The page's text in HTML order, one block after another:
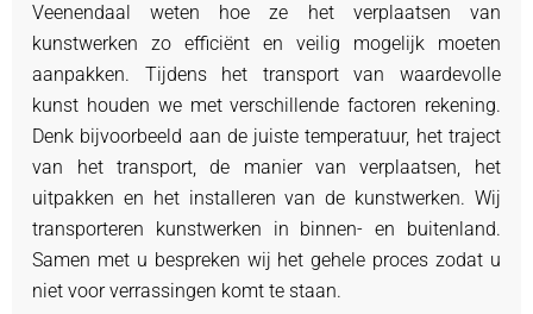
Veenendaal weten hoe ze het verplaatsen van
kunstwerken zo efficiënt en veilig mogelijk moeten
aanpakken. Tijdens het transport van waardevolle
kunst houden we met verschillende factoren rekening.
Denk bijvoorbeeld aan de juiste temperatuur, het traject
van het transport, de manier van verplaatsen, het
uitpakken en het installeren van de kunstwerken. Wij
transporteren kunstwerken in binnen- en buitenland.
Samen met u bespreken wij het gehele proces zodat u
niet voor verrassingen komt te staan.